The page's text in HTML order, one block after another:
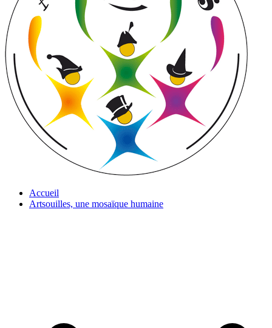
Accueil
Artsouilles, une mosaïque humaine